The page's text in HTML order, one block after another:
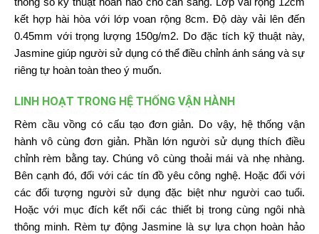
kết hợp hài hòa với lớp voan rộng 8cm. Độ dày vải lên đến
0.45mm với trọng lượng 150g/m2. Do đặc tích kỹ thuật này,
Jasmine giúp người sử dụng có thể điều chỉnh ánh sáng và sự
riêng tự hoàn toàn theo ý muốn.
LINH HOẠT TRONG HỆ THỐNG VẬN HÀNH
Rèm cầu vồng có cấu tạo đơn giản. Do vậy, hệ thống vận
hành vô cùng đơn giản. Phần lớn người sử dụng thích điều
chỉnh rèm bằng tay. Chúng vô cùng thoải mái và nhẹ nhàng.
Bên cạnh đó, đối với các tín đồ yêu công nghệ. Hoặc đối với
các đối tượng người sử dụng đặc biệt như người cao tuổi.
Hoặc với mục đích kết nối các thiết bị trong cùng ngôi nhà
thông minh. Rèm tự động Jasmine là sự lựa chọn hoàn hảo